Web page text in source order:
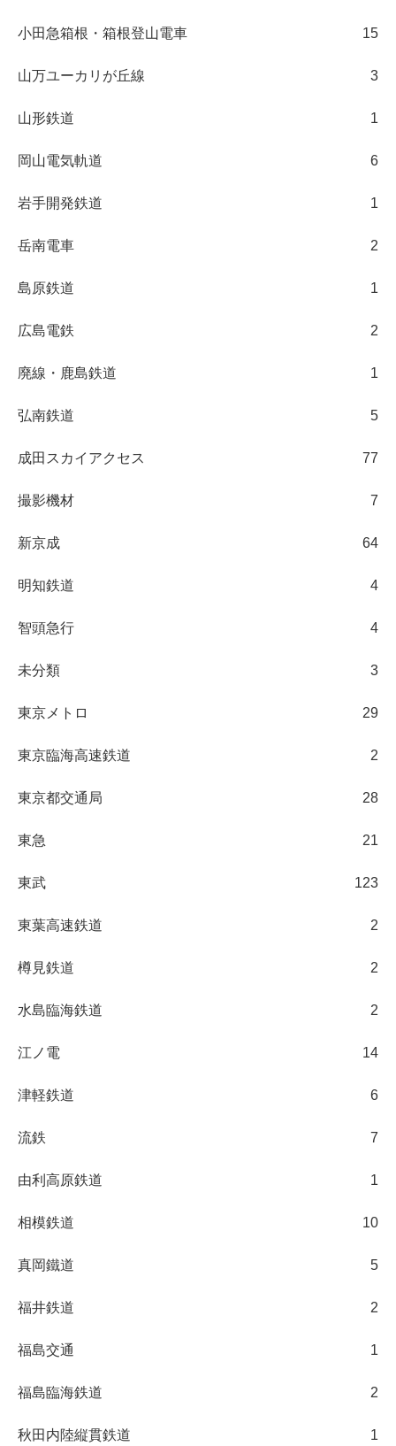
小田急箱根・箱根登山電車 15
山万ユーカリが丘線 3
山形鉄道 1
岡山電気軌道 6
岩手開発鉄道 1
岳南電車 2
島原鉄道 1
広島電鉄 2
廃線・鹿島鉄道 1
弘南鉄道 5
成田スカイアクセス 77
撮影機材 7
新京成 64
明知鉄道 4
智頭急行 4
未分類 3
東京メトロ 29
東京臨海高速鉄道 2
東京都交通局 28
東急 21
東武 123
東葉高速鉄道 2
樽見鉄道 2
水島臨海鉄道 2
江ノ電 14
津軽鉄道 6
流鉄 7
由利高原鉄道 1
相模鉄道 10
真岡鐵道 5
福井鉄道 2
福島交通 1
福島臨海鉄道 2
秋田内陸縦貫鉄道 1